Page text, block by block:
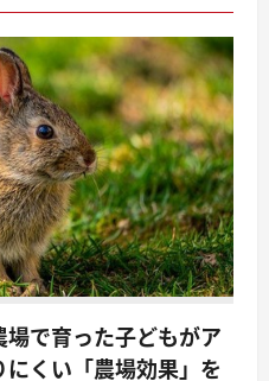
場で育った子どもがア
くい「農場効果」を